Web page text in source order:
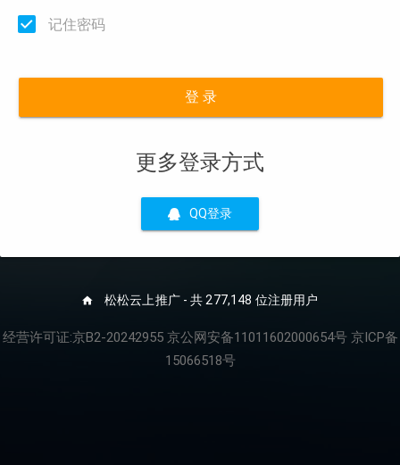
记住密码
登 录
更多登录方式
QQ登录
松松云上推广 - 共 277,148 位注册用户
经营许可证:京B2-20242955 京公网安备11011602000654号 京ICP备
15066518号